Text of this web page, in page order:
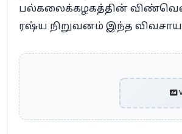
பல்கலைக்கழகத்தின்
ரஷ்ய நிறுவனம் இந்த விவசாய